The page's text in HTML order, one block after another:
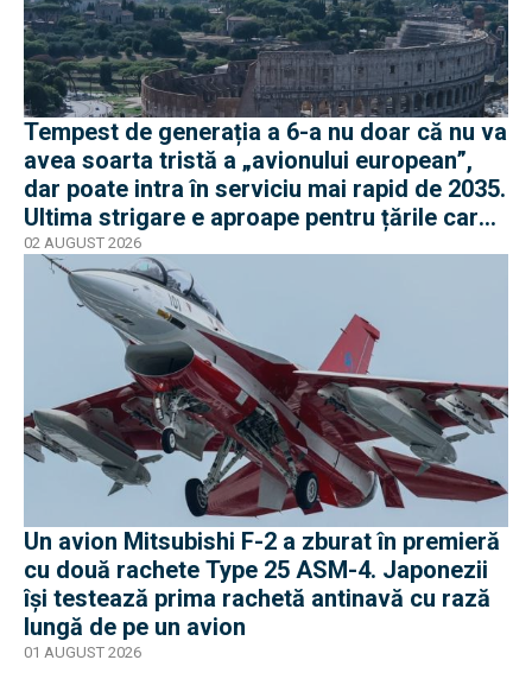
Tempest de generația a 6-a nu doar că nu va
avea soarta tristă a „avionului european”,
dar poate intra în serviciu mai rapid de 2035.
Ultima strigare e aproape pentru țările care
vor în program
02 AUGUST 2026
Un avion Mitsubishi F-2 a zburat în premieră
cu două rachete Type 25 ASM-4. Japonezii
își testează prima rachetă antinavă cu rază
lungă de pe un avion
01 AUGUST 2026